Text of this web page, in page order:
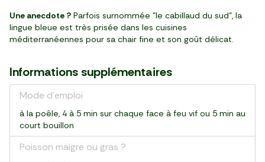
Une anecdote ? Parfois surnommée "le cabillaud du sud", la
lingue bleue est très prisée dans les cuisines
méditerranéennes pour sa chair fine et son goût délicat.
Informations supplémentaires
Mode d'emploi
à la poêle, 4 à 5 min sur chaque face à feu vif ou 5 min au
court bouillon
Poisson maigre ou gras ?